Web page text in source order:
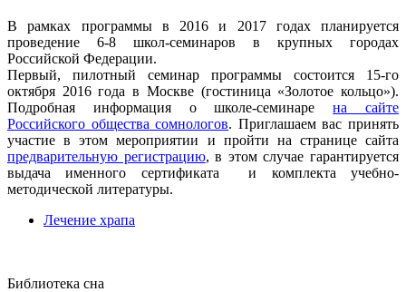
В рамках программы в 2016 и 2017 годах планируется
проведение 6-8 школ-семинаров в крупных городах
Российской Федерации.
Первый, пилотный семинар программы состоится 15-го
октября 2016 года в Москве(гостиница «Золотое кольцо»).
Подробная информация о школе-семинарена сайте
Российского общества сомнологов. Приглашаем вас принять
участие в этом мероприятии и пройти на странице сайта
предварительную регистрацию, в этом случае гарантируется
выдача именного сертификата и комплекта учебно-
методической литературы.
Лечение храпа
Библиотека сна